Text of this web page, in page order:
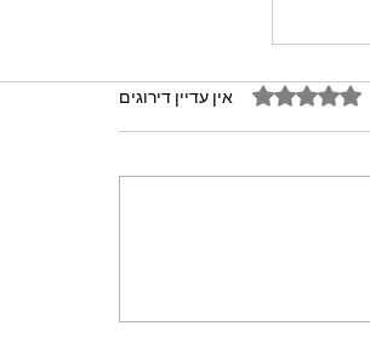
דירוג של 0 מתוך 5 כוכבים אין עדיין דירוגים